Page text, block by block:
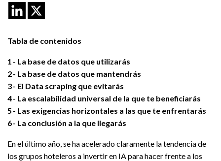
Tabla de contenidos
1
La base de datos que utilizarás
2
La base de datos que mantendrás
3
El Data scraping que evitarás
4
La escalabilidad universal de la que te beneficiarás
5
Las exigencias horizontales a las que te enfrentarás
6
La conclusión a la que llegarás
En el último año, se ha acelerado claramente la tendencia de
los grupos hoteleros a invertir en IA para hacer frente a los